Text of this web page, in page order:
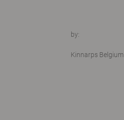
by:
Kinnarps Belgium